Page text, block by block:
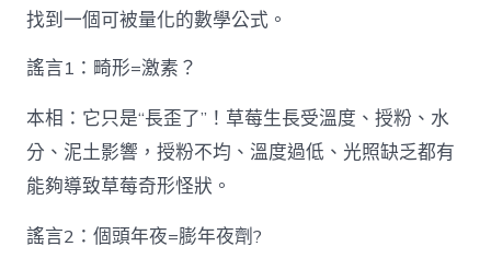
找到一個可被量化的數學公式。
謠言1：畸形=激素？
本相：它只是“長歪了”！草莓生長受溫度、授粉、水
分、泥土影響，授粉不均、溫度過低、光照缺乏都有
能夠導致草莓奇形怪狀。
謠言2：個頭年夜=膨年夜劑?